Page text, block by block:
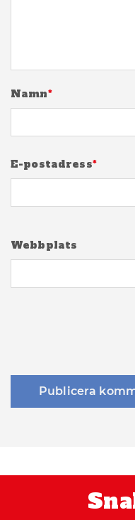
Namn*
E-postadress*
Webbplats